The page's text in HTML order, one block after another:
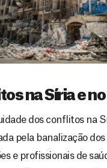
na Síria e
dos conflitos na
pela banalização dos
e profissionais de